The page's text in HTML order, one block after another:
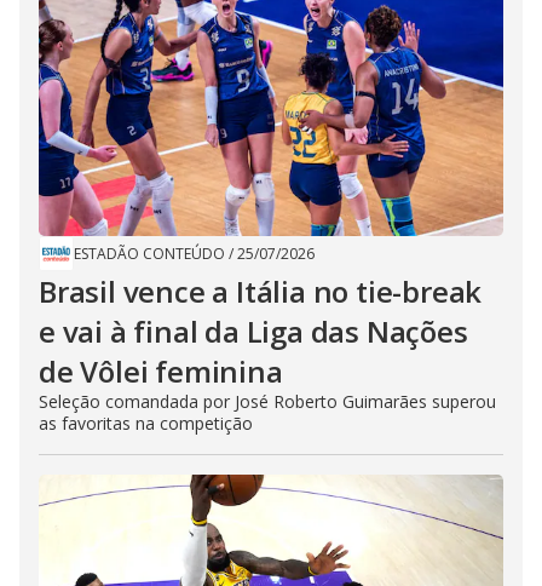
ESTADÃO CONTEÚDO /25/07/2026
Brasil vence a Itália no tie-break
e vai à final da Liga das Nações
de Vôlei feminina
Seleção comandada por José Roberto Guimarães superou
as favoritas na competição